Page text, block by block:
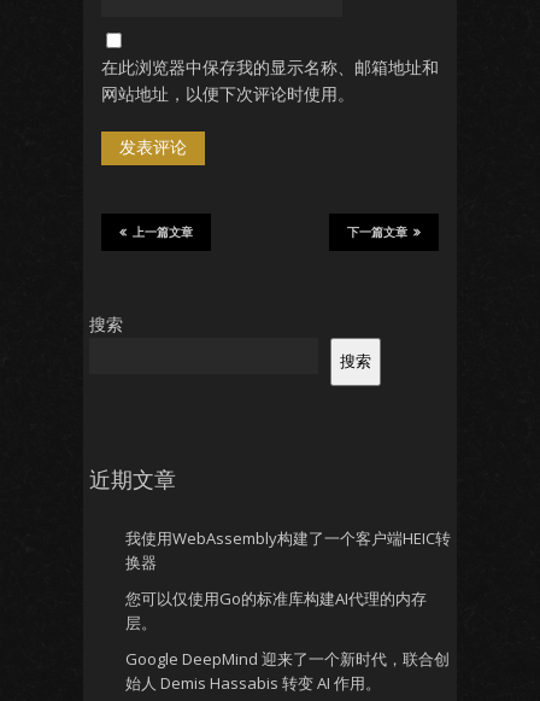
在此浏览器中保存我的显示名称、邮箱地址和
网站地址，以便下次评论时使用。
下一篇文章
上一篇文章
搜索
搜索
近期文章
我使用WebAssembly构建了一个客户端HEIC转
换器
您可以仅使用Go的标准库构建AI代理的内存
层。
Google DeepMind 迎来了一个新时代，联合创
始人 Demis Hassabis 转变 AI 作用。